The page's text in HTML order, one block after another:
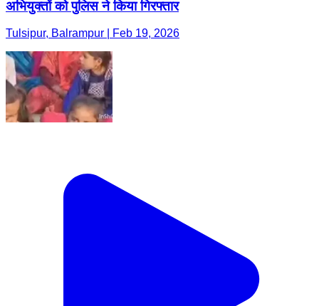
अभियुक्तों को पुलिस ने किया गिरफ्तार
Tulsipur, Balrampur | Feb 19, 2026